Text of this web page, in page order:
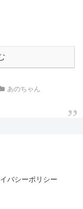
あのちゃん
バシーポリシー